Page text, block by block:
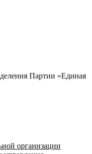
Партии «Единая
организации